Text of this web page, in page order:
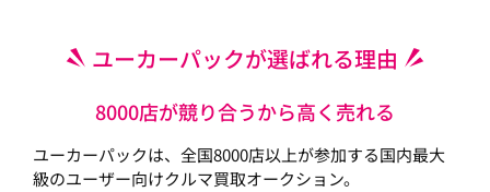
ユーカーパックが選ばれる理由
8000店が競り合うから高く売れる
ユーカーパックは、全国8000店以上が参加する国内最大
級のユーザー向けクルマ買取オークション。